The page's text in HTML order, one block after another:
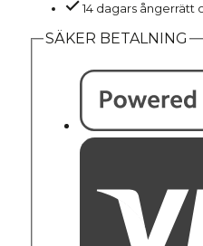
14 dagars ångerrätt
SÄKER BETALNING